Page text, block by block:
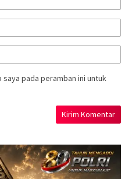
pada peramban ini untuk